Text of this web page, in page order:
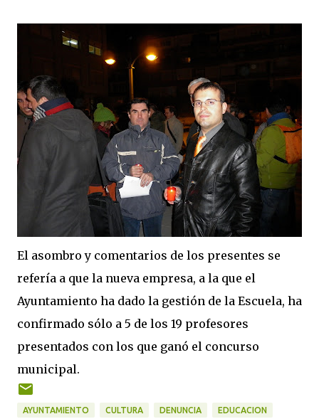
El asombro y comentarios de los presentes se
refería a que la nueva empresa, a la que el
Ayuntamiento ha dado la gestión de la Escuela, ha
confirmado sólo a 5 de los 19 profesores
presentados con los que ganó el concurso
municipal.
AYUNTAMIENTO CULTURA DENUNCIA EDUCACION